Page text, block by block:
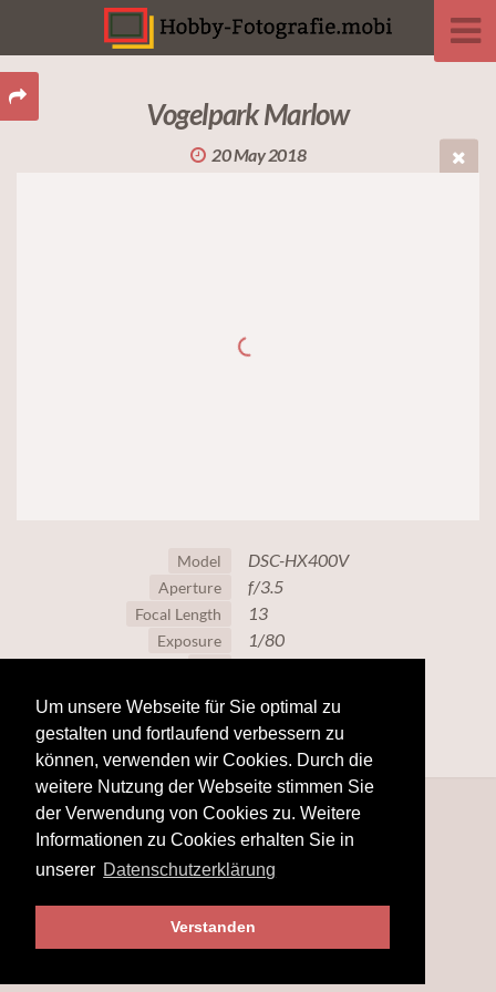
Um unsere Webseite für Sie optimal zu
gestalten und fortlaufend verbessern zu
können, verwenden wir Cookies. Durch die
weitere Nutzung der Webseite stimmen Sie
der Verwendung von Cookies zu. Weitere
Informationen zu Cookies erhalten Sie in
unserer Datenschutzerklärung
Verstanden
Vogelpark Marlow
20 May 2018
Model DSC-HX400V
Aperture f/3.5
Focal Length 13
Exposure 1/80
100
© 2025hobby-fotografie.mobi